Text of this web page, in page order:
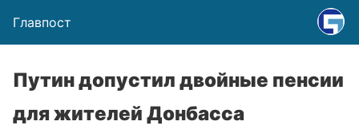
Главпост
Путин допустил двойные пенсии
для жителей Донбасса